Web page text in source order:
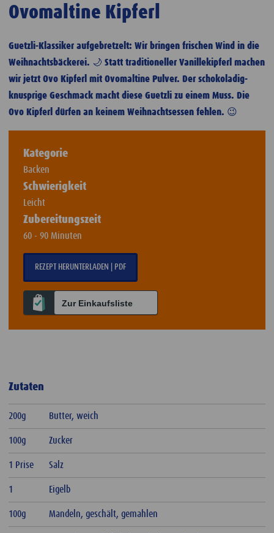
Ovomaltine Kipferl
Guetzli-Klassiker aufgebretzelt: Wir bringen frischen Wind in die
Weihnachtsbäckerei. 🌙 Statt traditioneller Vanillekipferl machen
wir jetzt Ovo Kipferl mit Ovomaltine Pulver. Der schokoladig-
knusprige Geschmack macht diese Guetzli zu einem Muss. Die
Ovo Kipferl dürfen an keinem Weihnachtsessen fehlen. 😉
Kategorie
Backen
Schwierigkeit
Leicht
Zubereitungszeit
60 - 90 Minuten
REZEPT HERUNTERLADEN | PDF
Zur Einkaufsliste
Zutaten
200g Butter, weich
100g Zucker
1 Prise Salz
1 Eigelb
100g Mandeln, geschält, gemahlen